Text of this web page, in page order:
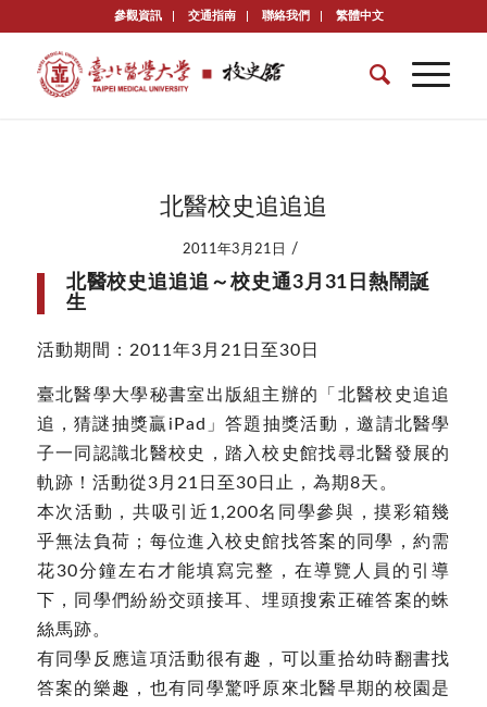
參觀資訊 交通指南 聯絡我們 繁體中文
北醫校史追追追
2011年3月21日 /
北醫校史追追追～校史通3月31日熱鬧誕
生
活動期間：2011年3月21日至30日
臺北醫學大學秘書室出版組主辦的「北醫校史追追
追，猜謎抽獎贏iPad」答題抽獎活動，邀請北醫學
子一同認識北醫校史，踏入校史館找尋北醫發展的
軌跡！活動從3月21日至30日止，為期8天。
本次活動，共吸引近1,200名同學參與，摸彩箱幾
乎無法負荷；每位進入校史館找答案的同學，約需
花30分鐘左右才能填寫完整，在導覽人員的引導
下，同學們紛紛交頭接耳、埋頭搜索正確答案的蛛
絲馬跡。
有同學反應這項活動很有趣，可以重拾幼時翻書找
答案的樂趣，也有同學驚呼原來北醫早期的校園是